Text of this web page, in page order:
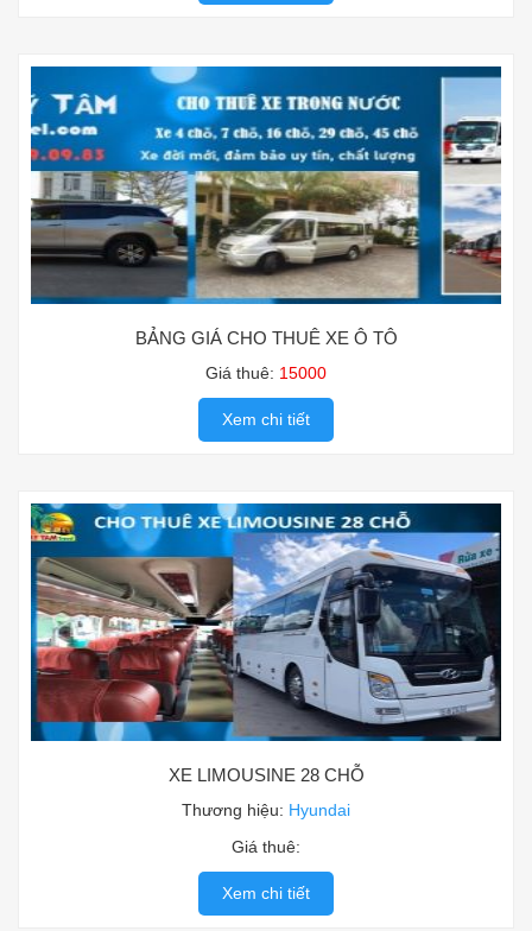
BẢNG GIÁ CHO THUÊ XE Ô TÔ
Giá thuê: 15000
Xem chi tiết
XE LIMOUSINE 28 CHỖ
Thương hiệu: Hyundai
Giá thuê:
Xem chi tiết